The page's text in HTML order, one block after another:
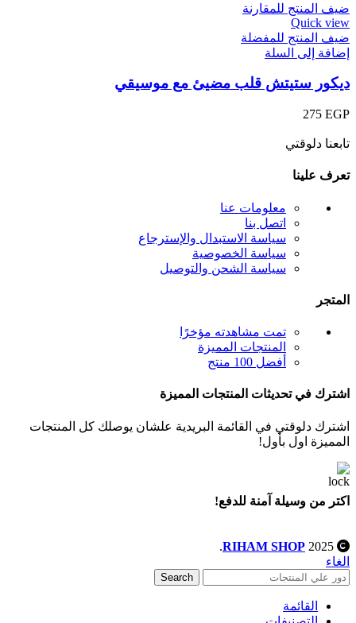
ضيف المنتج للمقارنة
Quick view
ضيف المنتج للمفضلة
إضافة إلى السلة
ديكور ستيتش قلب مضيئ مع موسيقي
275 EGP
تابعنا دلوقتي
تعرف علينا
معلومات عنا
اتصل بنا
سياسة الاستبدال والإسترجاع
سياسة الخصوصية
سياسة الشحن والتوصيل
المتجر
تمت مشاهدته مؤخرًا
المنتجات المميزة
أفضل 100 منتج
اشترك في تحديثات المنتجات المميزة
اشترك دلوقتي في القائمة البريدية علشان يوصلك كل المنتجات
المميزة اول بأول!
اكتر من وسيلة آمنة للدفع!
RIHAM SHOP
.
الغاء
Search
القائمة